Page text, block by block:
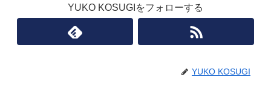
YUKO KOSUGIをフォローする
YUKO KOSUGI